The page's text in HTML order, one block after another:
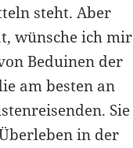
steht. Aber
wünsche ich mir
Beduinen der
am besten an
Sie
in der